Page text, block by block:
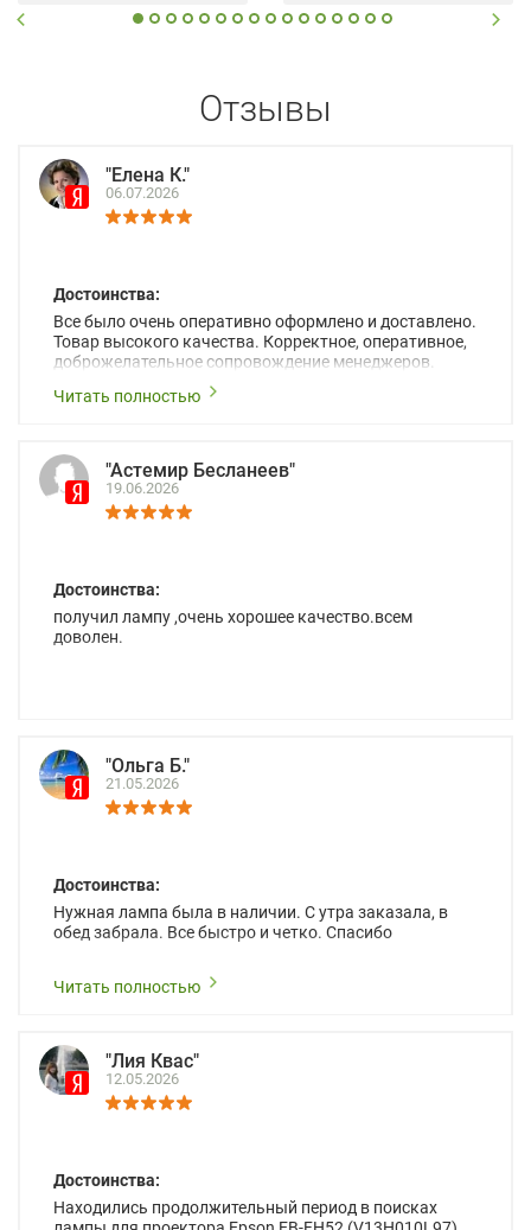
Отзывы
"Елена К."
06.07.2026
Достоинства:
Все было очень оперативно оформлено и доставлено.
Товар высокого качества. Корректное, оперативное,
доброжелательное сопровождение менеджеров.
Читать полностью
"Астемир Бесланеев"
19.06.2026
Достоинства:
получил лампу ,очень хорошее качество.всем
доволен.
"Ольга Б."
21.05.2026
Достоинства:
Нужная лампа была в наличии. С утра заказала, в
обед забрала. Все быстро и четко. Спасибо
Читать полностью
"Лия Квас"
12.05.2026
Достоинства:
Находились продолжительный период в поисках